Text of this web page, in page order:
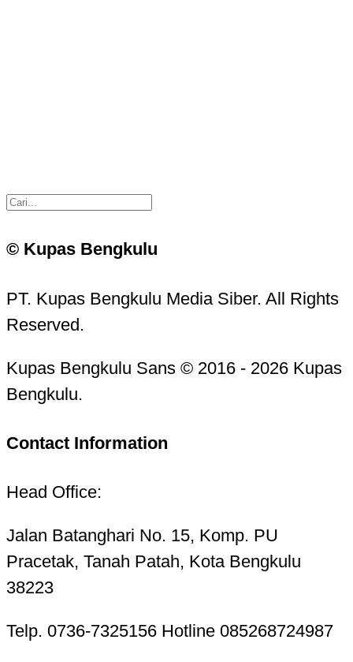
© Kupas Bengkulu
PT. Kupas Bengkulu Media Siber. All Rights
Reserved.
Kupas Bengkulu Sans © 2016 - 2026 Kupas
Bengkulu.
Contact Information
Head Office:
Jalan Batanghari No. 15, Komp. PU
Pracetak, Tanah Patah, Kota Bengkulu
38223
Telp. 0736-7325156 Hotline 085268724987